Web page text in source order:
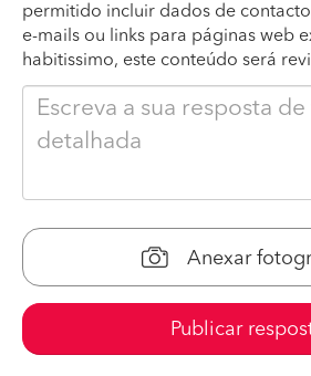
permitido incluir dados de
e-mails ou links para páginas web
habitissimo, este conteúdo será
Anexar
Publicar